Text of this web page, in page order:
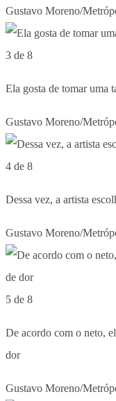
Gustavo Moreno/
3 de 8
Ela gosta de tomar uma
Gustavo Moreno/
4 de 8
Dessa vez, a artista
Gustavo Moreno/
5 de 8
De acordo com o neto,
dor
Gustavo Moreno/